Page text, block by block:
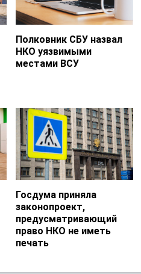
Полковник СБУ назвал
НКО уязвимыми
местами ВСУ
Госдума приняла
законопроект,
предусматривающий
право НКО не иметь
печать